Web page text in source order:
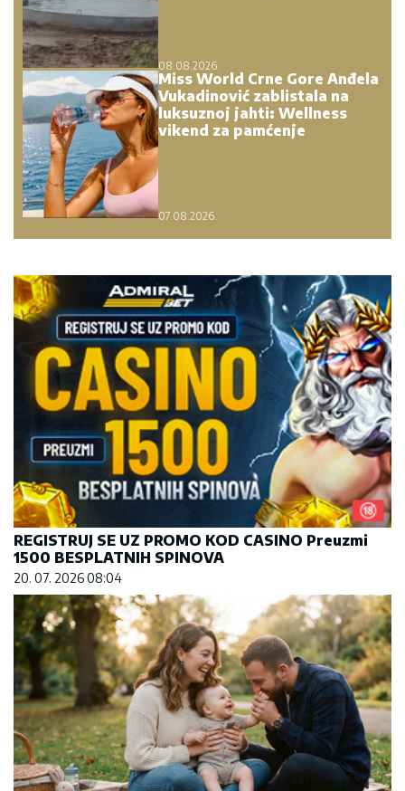
08.08.2026.
Miss World Crne Gore Anđela
Vukadinović zablistala na
luksuznoj jahti: Wellness
vikend za pamćenje
07.08.2026.
REGISTRUJ SE UZ PROMO KOD CASINO Preuzmi
1500 BESPLATNIH SPINOVA
20. 07. 2026 08:04